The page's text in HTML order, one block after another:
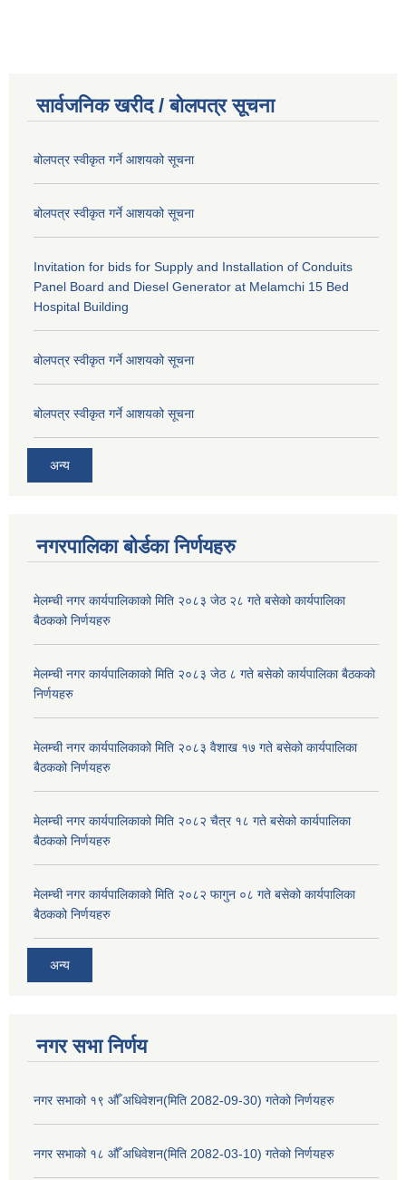
सार्वजनिक खरीद / बोलपत्र सूचना
बोलपत्र स्वीकृत गर्ने आशयको सूचना
बोलपत्र स्वीकृत गर्ने आशयको सूचना
Invitation for bids for Supply and Installation of Conduits
Panel Board and Diesel Generator at Melamchi 15 Bed
Hospital Building
बोलपत्र स्वीकृत गर्ने आशयको सूचना
बोलपत्र स्वीकृत गर्ने आशयको सूचना
अन्य
नगरपालिका बोर्डका निर्णयहरु
मेलम्ची नगर कार्यपालिकाको मिति २०८३ जेठ २८ गते बसेको कार्यपालिका
बैठकको निर्णयहरु
मेलम्ची नगर कार्यपालिकाको मिति २०८३ जेठ ८ गते बसेको कार्यपालिका बैठकको
निर्णयहरु
मेलम्ची नगर कार्यपालिकाको मिति २०८३ वैशाख १७ गते बसेको कार्यपालिका
बैठकको निर्णयहरु
मेलम्ची नगर कार्यपालिकाको मिति २०८२ चैत्र १८ गते बसेको कार्यपालिका
बैठकको निर्णयहरु
मेलम्ची नगर कार्यपालिकाको मिति २०८२ फागुन ०८ गते बसेको कार्यपालिका
बैठकको निर्णयहरु
अन्य
नगर सभा निर्णय
नगर सभाको १९ औँ अधिवेशन(मिति 2082-09-30) गतेको निर्णयहरु
नगर सभाको १८ औँ अधिवेशन(मिति 2082-03-10) गतेको निर्णयहरु